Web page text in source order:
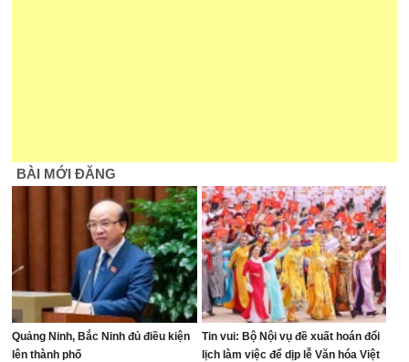
BÀI MỚI ĐĂNG
Quảng Ninh, Bắc Ninh đủ điều kiện
lên thành phố
Tin vui: Bộ Nội vụ đề xuất hoán đổi
lịch làm việc để dịp lễ Văn hóa Việt